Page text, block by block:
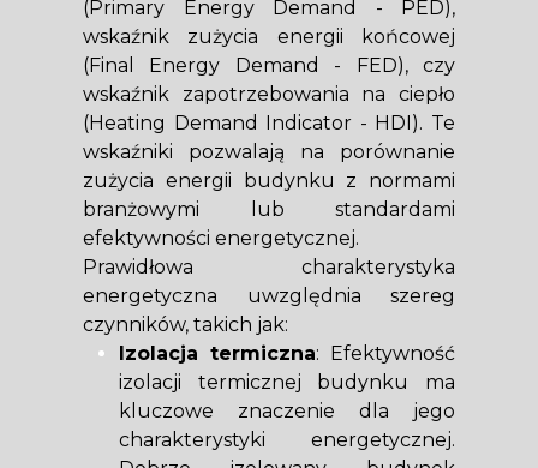
(Primary Energy Demand - PED),
wskaźnik zużycia energii końcowej
(Final Energy Demand - FED), czy
wskaźnik zapotrzebowania na ciepło
(Heating Demand Indicator - HDI). Te
wskaźniki pozwalają na porównanie
zużycia energii budynku z normami
branżowymi lub standardami
efektywności energetycznej.
Prawidłowa charakterystyka
energetyczna uwzględnia szereg
czynników, takich jak:
Izolacja termiczna: Efektywność
izolacji termicznej budynku ma
kluczowe znaczenie dla jego
charakterystyki energetycznej.